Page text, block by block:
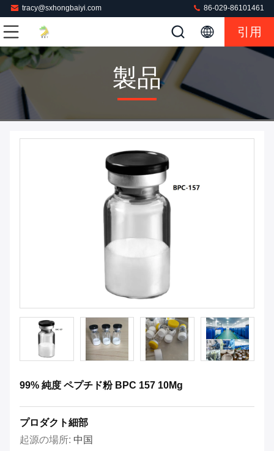
tracy@sxhongbaiyi.com 86-029-86101461
引用
製品
99% 純度 ペプチド粉 BPC 157 10Mg
プロダクト細部
起源の場所: 中国